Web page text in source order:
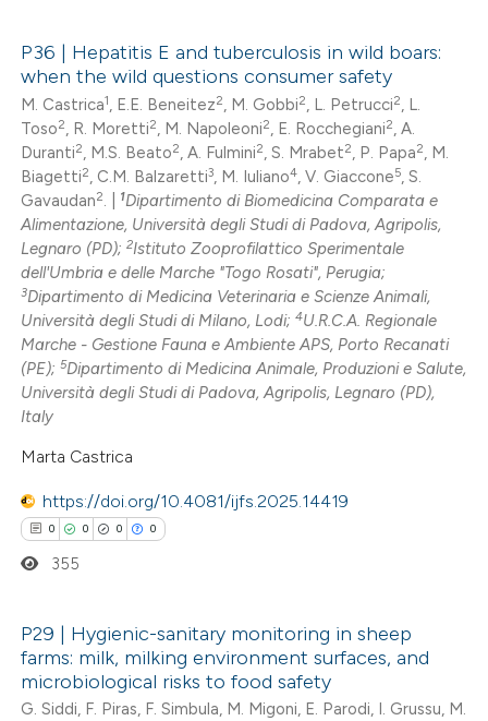
shows how a scientific paper
been cited by providing the
of the citation, a
describing whether
mentions, or contrasts
claim, and a label
in which section the
was made.
Citing Publications
Supporting
Mentioning
Contrasting
how this article has been
atscite.ai
shows how a scientific paper
been cited by providing the
of the citation, a
mentions, or contrasts
claim, and a label
in which section the
P36 | Hepatitis E and tuberculosis in wild boars:
when the wild questions consumer safety
M. Castrica1, E.E. Beneitez2, M. Gobbi2, L. Petrucci2, L.
Toso2, R. Moretti2, M. Napoleoni2, E. Rocchegiani2, A.
Duranti2, M.S. Beato2, A. Fulmini2, S. Mrabet2, P. Papa2, M.
Biagetti2, C.M. Balzaretti3, M. Iuliano4, V. Giaccone5, S.
Gavaudan2. | 1Dipartimento di Biomedicina Comparata e
Alimentazione, Università degli Studi di Padova, Agripolis,
Legnaro (PD);2Istituto Zooprofilattico Sperimentale
dell'Umbria e delle Marche "Togo Rosati", Perugia;
3Dipartimento di Medicina Veterinaria e Scienze Animali,
Università degli Studi di Milano, Lodi;4U.R.C.A. Regionale
Marche - Gestione Fauna e Ambiente APS, Porto Recanati
(PE);5Dipartimento di Medicina Animale, Produzioni e Salute,
Università degli Studi di Padova, Agripolis, Legnaro (PD),
Italy
Marta Castrica
https://doi.org/10.4081/ijfs.2025.14419
0 0 0 0
Citing Publications
Supporting
355
P29 | Hygienic-sanitary monitoring in sheep
farms: milk, milking environment surfaces, and
microbiological risks to food safety
G. Siddi, F. Piras, F. Simbula, M. Migoni, E. Parodi, I. Grussu, M.